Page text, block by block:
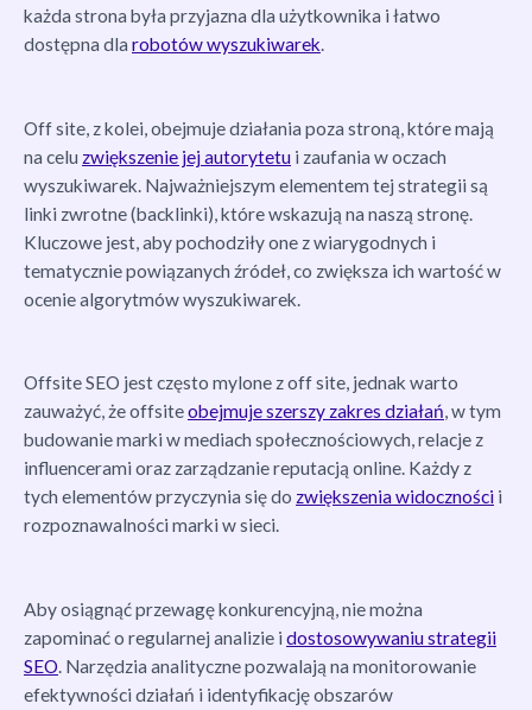
każda strona była przyjazna dla użytkownika i łatwo
dostępna dla robotów wyszukiwarek.
Off site, z kolei, obejmuje działania poza stroną, które mają
na celu zwiększenie jej autorytetu i zaufania w oczach
wyszukiwarek. Najważniejszym elementem tej strategii są
linki zwrotne (backlinki), które wskazują na naszą stronę.
Kluczowe jest, aby pochodziły one z wiarygodnych i
tematycznie powiązanych źródeł, co zwiększa ich wartość w
ocenie algorytmów wyszukiwarek.
Offsite SEO jest często mylone z off site, jednak warto
zauważyć, że offsiteobejmuje szerszy zakres działań, w tym
budowanie marki w mediach społecznościowych, relacje z
influencerami oraz zarządzanie reputacją online. Każdy z
tych elementów przyczynia się do zwiększenia widoczności i
rozpoznawalności marki w sieci.
Aby osiągnąć przewagę konkurencyjną, nie można
zapominać o regularnej analizie i dostosowywaniu strategii
SEO . Narzędzia analityczne pozwalają na monitorowanie
efektywności działań i identyfikację obszarów